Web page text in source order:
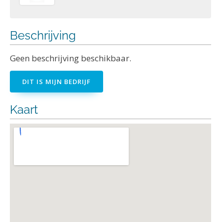
Beschrijving
Geen beschrijving beschikbaar.
DIT IS MIJN BEDRIJF
Kaart